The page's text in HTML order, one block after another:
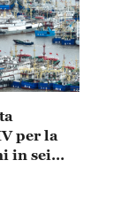
per la
in sei